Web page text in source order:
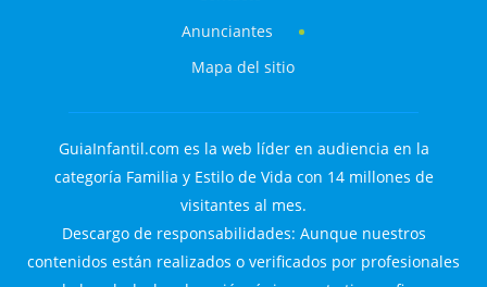
Anunciantes
Mapa del sitio
GuiaInfantil.com es la web líder en audiencia en la
categoría Familia y Estilo de Vida con 14 millones de
visitantes al mes.
Descargo de responsabilidades: Aunque nuestros
contenidos están realizados o verificados por profesionales